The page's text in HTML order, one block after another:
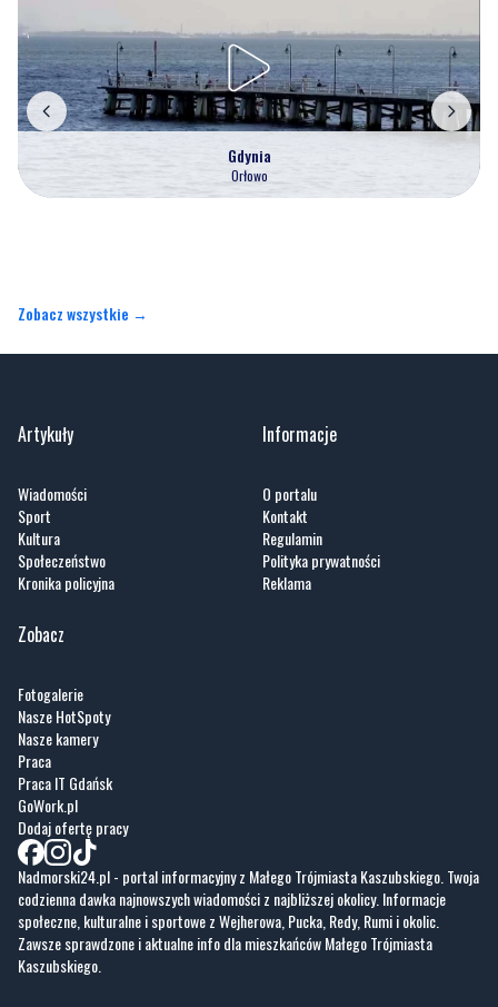
Artykuły
Wiadomości
Sport
Społeczeństwo
Informacje
O portalu
Kontakt
Zobacz
Fotogalerie
Nasze HotSpoty
Nasze kamery
Praca
Praca IT Gdańsk
GoWork.pl
Dodaj ofertę pracy
Nadmorski24.pl - portal informacyjny z Małego Trójmiasta Kaszubskiego. Twoja
codzienna dawka najnowszych wiadomości z najbliższej okolicy. Informacje